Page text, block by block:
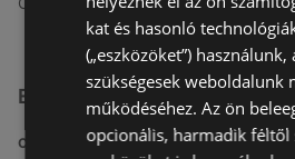
Egyéb Szupermarketek
CÍM
kat és hasonló
(„eszközöket”)
szükségesek weboldalunk
működéséhez. Az ön
opcionális, harmadik féltől